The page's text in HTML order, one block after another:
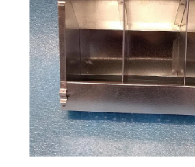
hvězdiček.